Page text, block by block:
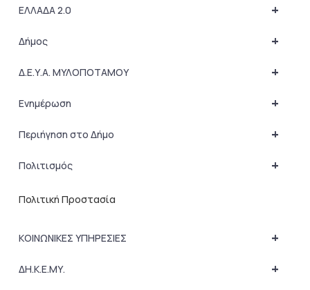
+
ΕΛΛΑΔΑ 2.0
+
Δήμος
+
Δ.Ε.Υ.Α. ΜΥΛΟΠΟΤΑΜΟΥ
+
Ενημέρωση
+
Περιήγηση στο Δήμο
+
Πολιτισμός
Πολιτική Προστασία
+
ΚΟΙΝΩΝΙΚΕΣ ΥΠΗΡΕΣΙΕΣ
+
ΔΗ.Κ.Ε.ΜΥ.